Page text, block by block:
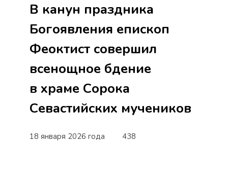
В канун праздника
Богоявления епископ
Феоктист совершил
всенощное бдение
в храме Сорока
Севастийских мучеников
18 января 2026 года 438